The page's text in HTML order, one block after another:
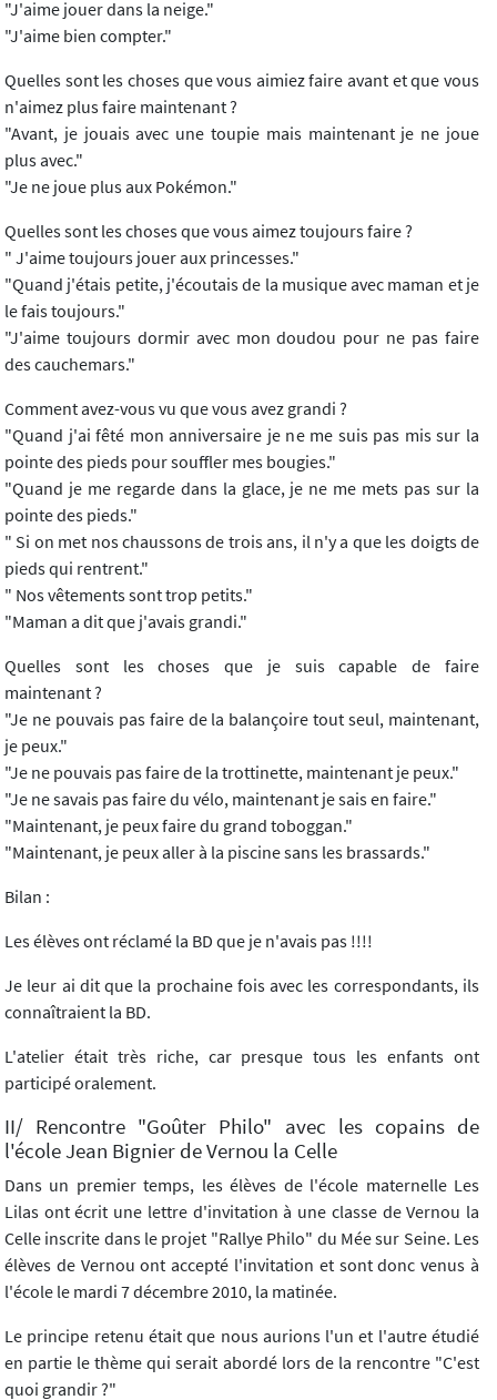
"J'aime jouer dans la neige."
"J'aime bien compter."
Quelles sont les choses que vous aimiez faire avant et que vous
n'aimez plus faire maintenant ?
"Avant, je jouais avec une toupie mais maintenant je ne joue
plus avec."
"Je ne joue plus aux Pokémon."
Quelles sont les choses que vous aimez toujours faire ?
" J'aime toujours jouer aux princesses."
"Quand j'étais petite, j'écoutais de la musique avec maman et je
le fais toujours."
"J'aime toujours dormir avec mon doudou pour ne pas faire
des cauchemars."
Comment avez-vous vu que vous avez grandi ?
"Quand j'ai fêté mon anniversaire je ne me suis pas mis sur la
pointe des pieds pour souffler mes bougies."
"Quand je me regarde dans la glace, je ne me mets pas sur la
pointe des pieds."
" Si on met nos chaussons de trois ans, il n'y a que les doigts de
pieds qui rentrent."
" Nos vêtements sont trop petits."
"Maman a dit que j'avais grandi."
Quelles sont les choses que je suis capable de faire
maintenant ?
"Je ne pouvais pas faire de la balançoire tout seul, maintenant,
je peux."
"Je ne pouvais pas faire de la trottinette, maintenant je peux."
"Je ne savais pas faire du vélo, maintenant je sais en faire."
"Maintenant, je peux faire du grand toboggan."
"Maintenant, je peux aller à la piscine sans les brassards."
Bilan :
Les élèves ont réclamé la BD que je n'avais pas !!!!
Je leur ai dit que la prochaine fois avec les correspondants, ils
connaîtraient la BD.
L'atelier était très riche, car presque tous les enfants ont
participé oralement.
II/ Rencontre "Goûter Philo" avec les copains de
l'école Jean Bignier de Vernou la Celle
Dans un premier temps, les élèves de l'école maternelle Les
Lilas ont écrit une lettre d'invitation à une classe de Vernou la
Celle inscrite dans le projet "Rallye Philo" du Mée sur Seine. Les
élèves de Vernou ont accepté l'invitation et sont donc venus à
l'école le mardi 7 décembre 2010, la matinée.
Le principe retenu était que nous aurions l'un et l'autre étudié
en partie le thème qui serait abordé lors de la rencontre "C'est
quoi grandir ?"